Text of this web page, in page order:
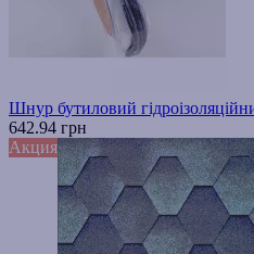
Шнур бутиловий
642.94 грн
Акция